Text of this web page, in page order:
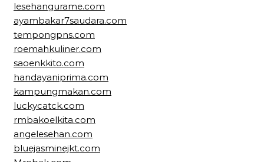
lesehangurame.com
ayambakar7saudara.com
tempongpns.com
roemahkuliner.com
saoenkkito.com
handayaniprima.com
kampungmakan.com
luckycatck.com
rmbakoelkita.com
angelesehan.com
bluejasminejkt.com